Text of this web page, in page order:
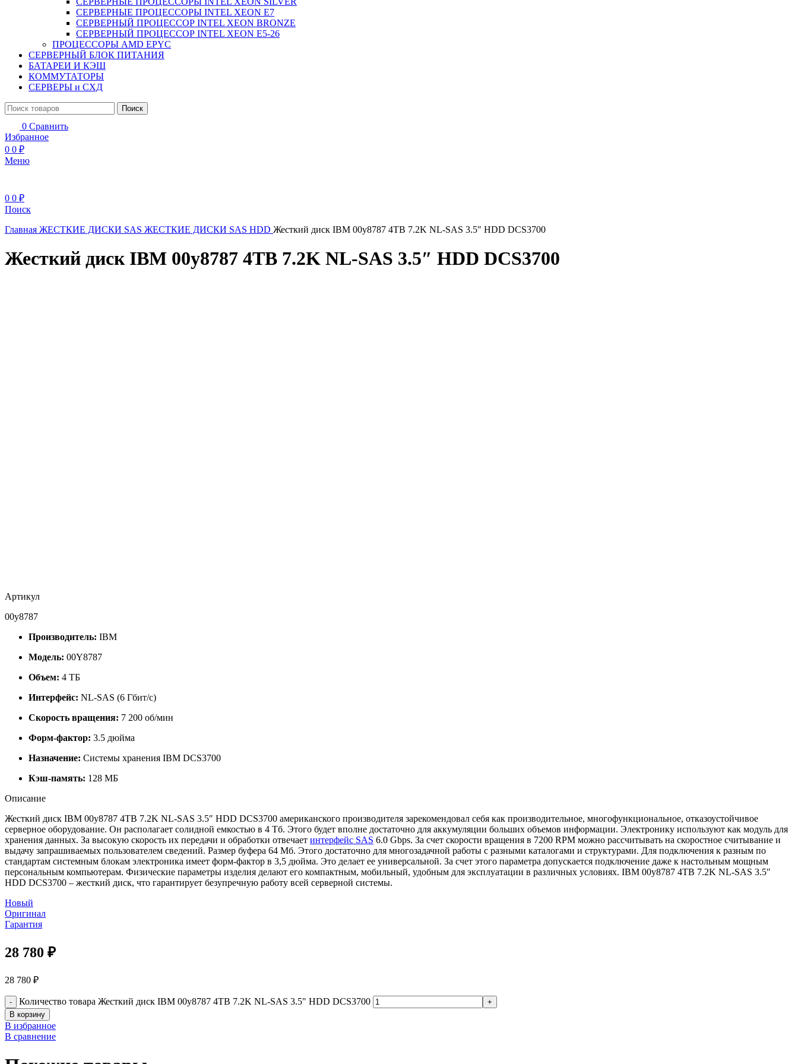
СЕРВЕРНЫЕ ПРОЦЕССОРЫ INTEL XEON Е7
СЕРВЕРНЫЙ ПРОЦЕССОР INTEL XEON BRONZE
СЕРВЕРНЫЙ ПРОЦЕССОР INTEL XEON Е5-26
ПРОЦЕССОРЫ AMD EPYC
СЕРВЕРНЫЙ БЛОК ПИТАНИЯ
БАТАРЕИ И КЭШ
КОММУТАТОРЫ
СЕРВЕРЫ и СХД
Поиск
0 Сравнить
Избранное
0 0 ₽
Меню
0 0 ₽
Поиск
Главная ЖЕСТКИЕ ДИСКИ SAS ЖЕСТКИЕ ДИСКИ SAS HDD Жесткий диск IBM 00y8787 4TB 7.2K NL-SAS 3.5″ HDD DCS3700
Жесткий диск IBM 00y8787 4TB 7.2K NL-SAS 3.5″ HDD DCS3700
Артикул
00y8787
Производитель: IBM
Модель: 00Y8787
Объем: 4 ТБ
Интерфейс: NL-SAS (6 Гбит/с)
Скорость вращения: 7 200 об/мин
Форм-фактор: 3.5 дюйма
Назначение: Системы хранения IBM DCS3700
Кэш-память: 128 МБ
Описание
Жесткий диск IBM 00y8787 4TB 7.2K NL-SAS 3.5″ HDD DCS3700 американского производителя зарекомендовал себя как производительное, многофункциональное, отказоустойчивое
серверное оборудование. Он располагает солидной емкостью в 4 Тб. Этого будет вполне достаточно для аккумуляции больших объемов информации. Электронику используют как модуль для
хранения данных. За высокую скорость их передачи и обработки отвечает интерфейс SAS 6.0 Gbps. За счет скорости вращения в 7200 RPM можно рассчитывать на скоростное считывание и
выдачу запрашиваемых пользователем сведений. Размер буфера 64 Мб. Этого достаточно для многозадачной работы с разными каталогами и структурами. Для подключения к разным по
стандартам системным блокам электроника имеет форм-фактор в 3,5 дюйма. Это делает ее универсальной. За счет этого параметра допускается подключение даже к настольным мощным
персональным компьютерам. Физические параметры изделия делают его компактным, мобильный, удобным для эксплуатации в различных условиях. IBM 00y8787 4TB 7.2K NL-SAS 3.5″
HDD DCS3700 – жесткий диск, что гарантирует безупречную работу всей серверной системы.
Новый
Оригинал
Гарантия
28 780 ₽
28 780 ₽
Количество товара Жесткий диск IBM 00y8787 4TB 7.2K NL-SAS 3.5" HDD DCS3700
В корзину
В избранное
В сравнение